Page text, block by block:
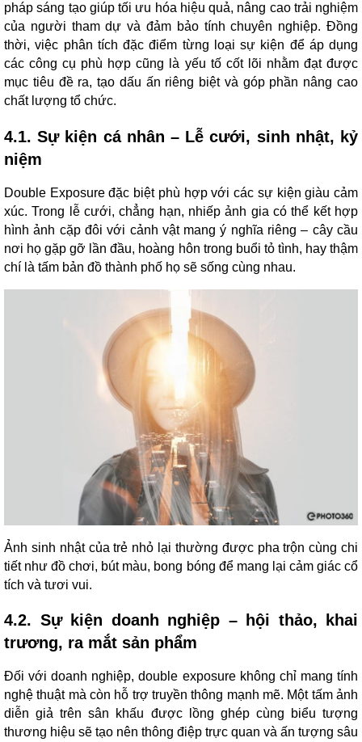
pháp sáng tạo giúp tối ưu hóa hiệu quả, nâng cao trải nghiệm
của người tham dự và đảm bảo tính chuyên nghiệp. Đồng
thời, việc phân tích đặc điểm từng loại sự kiện để áp dụng
các công cụ phù hợp cũng là yếu tố cốt lõi nhằm đạt được
mục tiêu đề ra, tạo dấu ấn riêng biệt và góp phần nâng cao
chất lượng tổ chức.
4.1. Sự kiện cá nhân – Lễ cưới, sinh nhật, kỷ
niệm
Double Exposure đặc biệt phù hợp với các sự kiện giàu cảm
xúc. Trong lễ cưới, chẳng hạn, nhiếp ảnh gia có thể kết hợp
hình ảnh cặp đôi với cảnh vật mang ý nghĩa riêng – cây cầu
nơi họ gặp gỡ lần đầu, hoàng hôn trong buổi tỏ tình, hay thậm
chí là tấm bản đồ thành phố họ sẽ sống cùng nhau.
Ảnh sinh nhật của trẻ nhỏ lại thường được pha trộn cùng chi
tiết như đồ chơi, bút màu, bong bóng để mang lại cảm giác cổ
tích và tươi vui.
4.2. Sự kiện doanh nghiệp – hội thảo, khai
trương, ra mắt sản phẩm
Đối với doanh nghiệp, double exposure không chỉ mang tính
nghệ thuật mà còn hỗ trợ truyền thông mạnh mẽ. Một tấm ảnh
diễn giả trên sân khấu được lồng ghép cùng biểu tượng
thương hiệu sẽ tạo nên thông điệp trực quan và ấn tượng sâu